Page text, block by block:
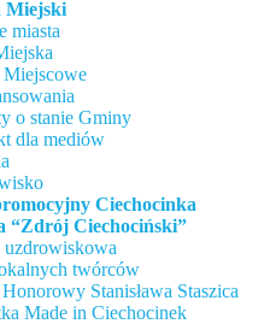
Miejski
miasta
Miejscowe
o stanie Gminy
dla mediów
Ciechocinka
“Zdrój Ciechociński”
uzdrowiskowa
twórców
Stanisława Staszica
Made in Ciechocinek